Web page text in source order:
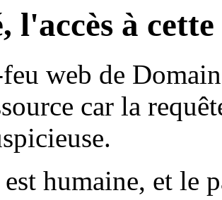
l'accès à
web de
car la
humaine, et le